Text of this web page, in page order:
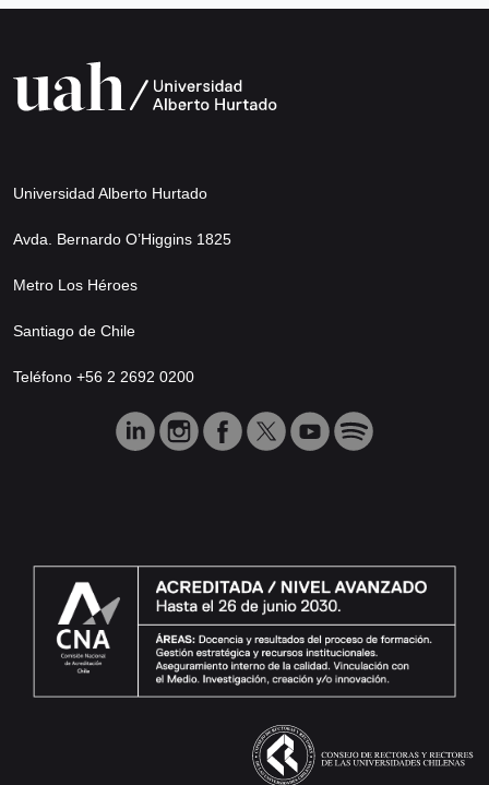
Universidad Alberto Hurtado
Avda. Bernardo O’Higgins 1825
Metro Los Héroes
Santiago de Chile
Teléfono +56 2 2692 0200